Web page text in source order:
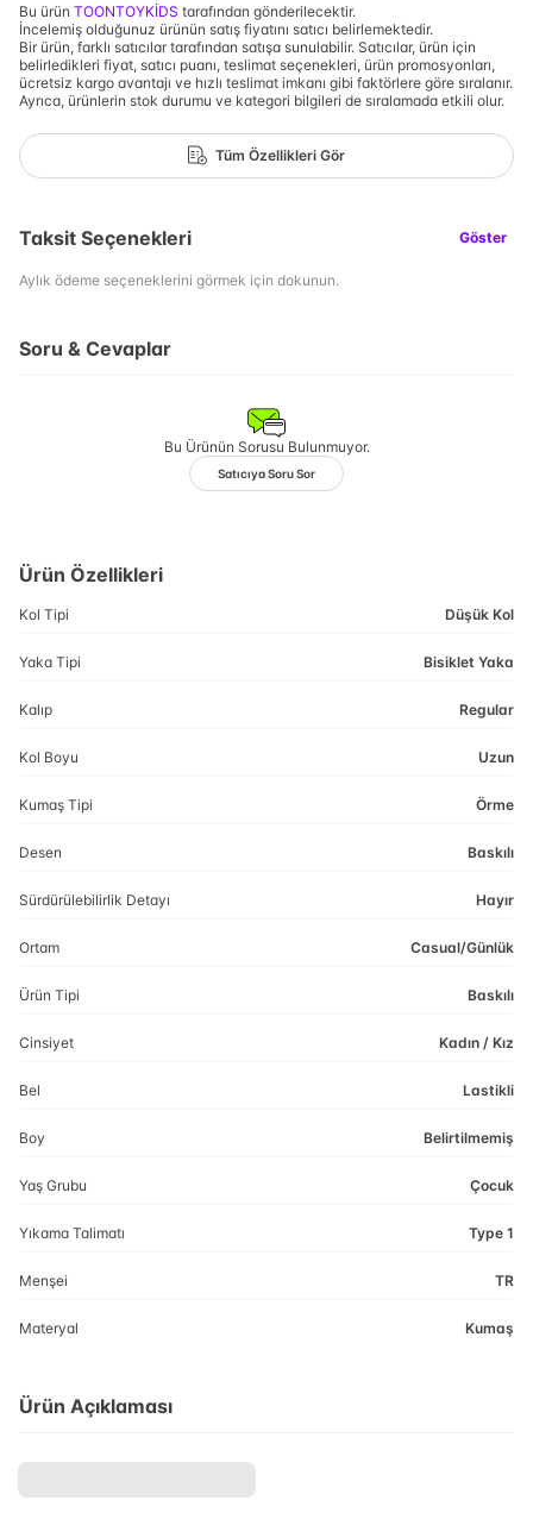
Bu ürün TOONTOYKİDS tarafından gönderilecektir.
İncelemiş olduğunuz ürünün satış fiyatını satıcı belirlemektedir.
Bir ürün, farklı satıcılar tarafından satışa sunulabilir. Satıcılar, ürün için
belirledikleri fiyat, satıcı puanı, teslimat seçenekleri, ürün promosyonları,
ücretsiz kargo avantajı ve hızlı teslimat imkanı gibi faktörlere göre sıralanır.
Ayrıca, ürünlerin stok durumu ve kategori bilgileri de sıralamada etkili olur.
Tüm Özellikleri Gör
Taksit Seçenekleri Göster
Aylık ödeme seçeneklerini görmek için dokunun.
Soru & Cevaplar
Bu Ürünün Sorusu Bulunmuyor.
Satıcıya Soru Sor
Ürün Özellikleri
Kol Tipi Düşük Kol
Yaka Tipi Bisiklet Yaka
Kalıp Regular
Kol Boyu Uzun
Kumaş Tipi Örme
Desen Baskılı
Sürdürülebilirlik Detayı Hayır
Ortam Casual/Günlük
Ürün Tipi Baskılı
Cinsiyet Kadın / Kız
Bel Lastikli
Boy Belirtilmemiş
Yaş Grubu Çocuk
Yıkama Talimatı Type 1
Menşei TR
Materyal Kumaş
Ürün Açıklaması